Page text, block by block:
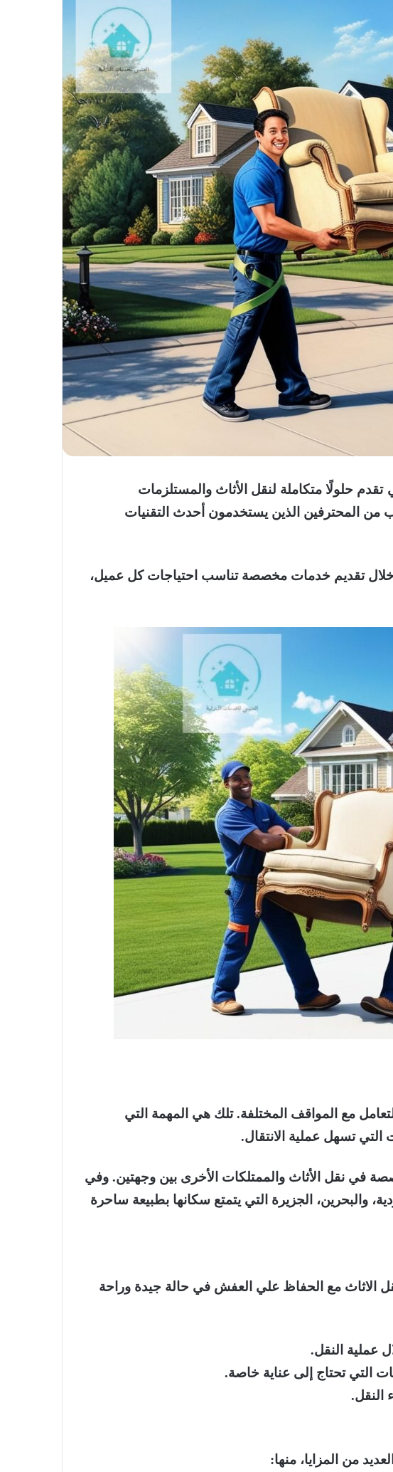
حلولًا متكاملة لنقل الأثاث والمستلزمات
المحترفين الذين يستخدمون أحدث التقنيات
تقديم خدمات مخصصة تناسب احتياجات كل عميل،
مع المواقف المختلفة. تلك هي المهمة التي
تسهل عملية الانتقال.
نقل الأثاث والممتلكات الأخرى بين وجهتين. وفي
والبحرين، الجزيرة التي يتمتع سكانها بطبيعة ساحرة
مع الحفاظ علي العفش في حالة جيدة وراحة
عملية النقل.
التي تحتاج إلى عناية خاصة.
النقل.
من المزايا، منها: